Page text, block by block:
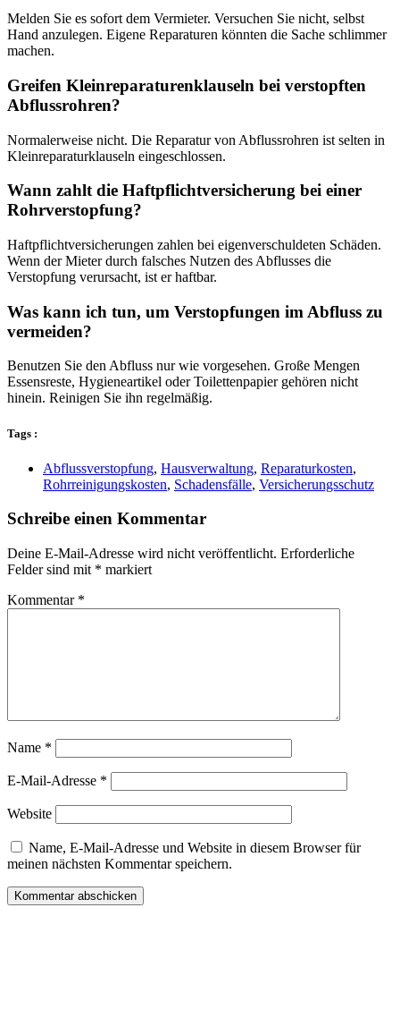
Melden Sie es sofort dem Vermieter. Versuchen Sie nicht, selbst
Hand anzulegen. Eigene Reparaturen könnten die Sache schlimmer
machen.
Greifen Kleinreparaturenklauseln bei verstopften
Abflussrohren?
Normalerweise nicht. Die Reparatur von Abflussrohren ist selten in
Kleinreparaturklauseln eingeschlossen.
Wann zahlt die Haftpflichtversicherung bei einer
Rohrverstopfung?
Haftpflichtversicherungen zahlen bei eigenverschuldeten Schäden.
Wenn der Mieter durch falsches Nutzen des Abflusses die
Verstopfung verursacht, ist er haftbar.
Was kann ich tun, um Verstopfungen im Abfluss zu
vermeiden?
Benutzen Sie den Abfluss nur wie vorgesehen. Große Mengen
Essensreste, Hygieneartikel oder Toilettenpapier gehören nicht
hinein. Reinigen Sie ihn regelmäßig.
Tags :
Abflussverstopfung, Hausverwaltung, Reparaturkosten,
Rohrreinigungskosten, Schadensfälle, Versicherungsschutz
Schreibe einen Kommentar
Deine E-Mail-Adresse wird nicht veröffentlicht. Erforderliche
Felder sind mit * markiert
Kommentar *
Name *
E-Mail-Adresse *
Website
Name, E-Mail-Adresse und Website in diesem Browser für
meinen nächsten Kommentar speichern.